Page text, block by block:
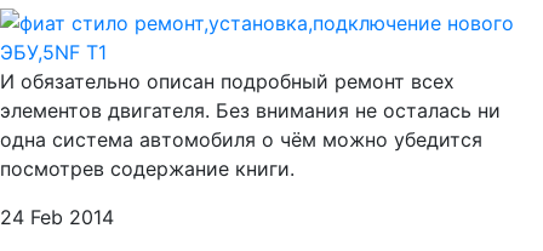
И обязательно описан подробный ремонт всех
элементов двигателя. Без внимания не осталась ни
одна система автомобиля о чём можно убедится
посмотрев содержание книги.
24 Feb 2014